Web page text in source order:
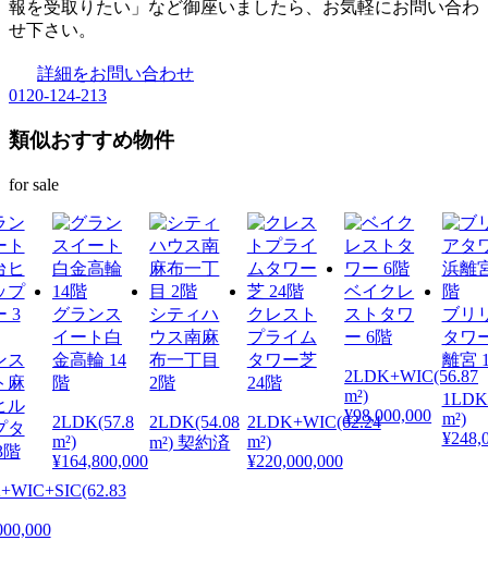
報を受取りたい」など御座いましたら、お気軽にお問い合わ
せ下さい。
詳細をお問い合わせ
0120-124-213
類似おすすめ物件
for sale
ス
麻
ル
タ
階
グランス
イート白
金高輪 14
階
2LDK(57.8
m²)
¥164,800,000
シティハ
ウス南麻
布一丁目
2階
2LDK(54.08
m²) 契約済
クレスト
プライム
タワー芝
24階
2LDK+WIC(62.24
m²)
¥220,000,000
ベイクレ
ストタワ
ー 6階
2LDK+WIC(56.87
m²)
¥98,000,000
ブリ
タワ
離宮
m²)